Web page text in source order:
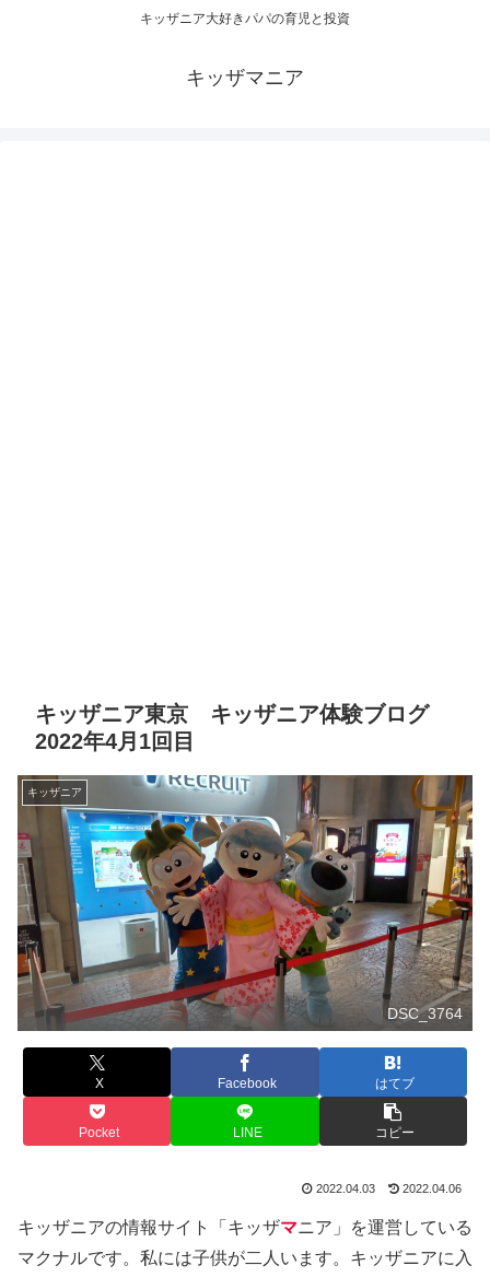
キッザニア大好きパパの育児と投資
キッザマニア
キッザニア東京 キッザニア体験ブログ
2022年4月1回目
キッザニア
DSC_3764
X Facebook はてブ
Pocket LINE コピー
2022.04.03 2022.04.06
キッザニアの情報サイト「キッザマニア」を運営している
マクナルです。私には子供が二人います。キッザニアに入